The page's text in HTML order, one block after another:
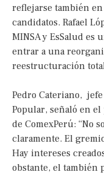
reflejarse también
candidatos. Rafael
MINSA y EsSalud es
entrar a una
reestructuración
Pedro Cateriano,
Popular, señaló en el
de ComexPerú: “No
claramente. El
Hay intereses
obstante, el también